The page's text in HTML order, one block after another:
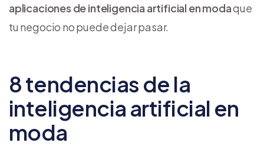
aplicaciones de inteligencia artificial en modaque
tu negocio no puede dejar pasar.
8 tendencias de la
inteligencia artificial en
moda